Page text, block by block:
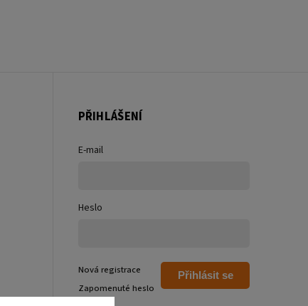
PŘIHLÁŠENÍ
E-mail
Heslo
Přihlásit se
Nová registrace
Zapomenuté heslo